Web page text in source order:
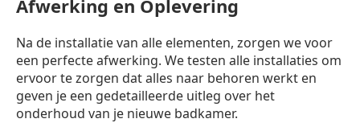
Afwerking en Oplevering
Na de installatie van alle elementen, zorgen we voor
een perfecte afwerking. We testen alle installaties om
ervoor te zorgen dat alles naar behoren werkt en
geven je een gedetailleerde uitleg over het
onderhoud van je nieuwe badkamer.